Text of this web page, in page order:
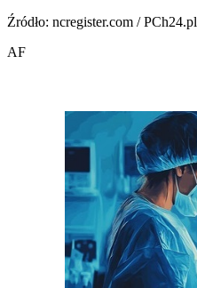
Źródło: ncregister.com / PCh24.pl
AF